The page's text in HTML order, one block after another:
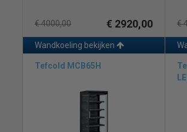
€ 4000,00 € 2920,00
Wandkoeling bekijken
€
Tefcold MCB65H